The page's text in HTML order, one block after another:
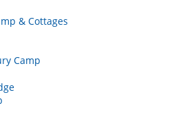
& Cottages
Camp